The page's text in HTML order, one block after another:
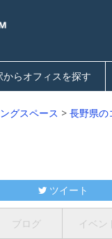
からオフィスを探す
グスペース > 長野県の
ツイート
ブログ イベン